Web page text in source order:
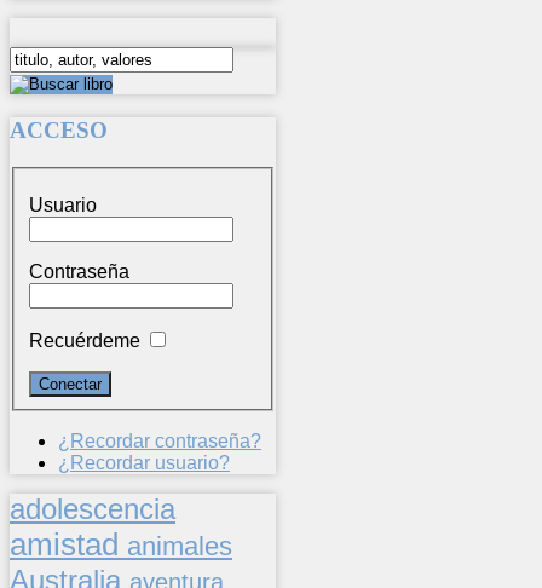
ACCESO
Usuario
Contraseña
Recuérdeme
¿Recordar contraseña?
¿Recordar usuario?
adolescencia
amistad animales
Australia aventura